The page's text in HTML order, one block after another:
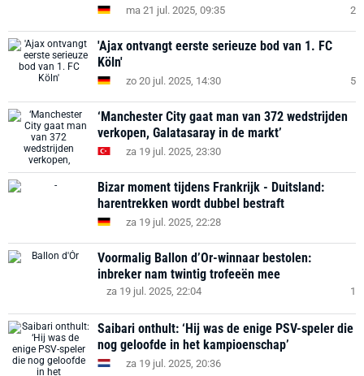
ma 21 jul. 2025, 09:35 2
'Ajax ontvangt eerste serieuze bod van 1. FC
Köln'
zo 20 jul. 2025, 14:30 5
‘Manchester City gaat man van 372 wedstrijden
verkopen, Galatasaray in de markt’
za 19 jul. 2025, 23:30
Bizar moment tijdens Frankrijk - Duitsland:
harentrekken wordt dubbel bestraft
za 19 jul. 2025, 22:28
Voormalig Ballon d’Or-winnaar bestolen:
inbreker nam twintig trofeeën mee
za 19 jul. 2025, 22:04 1
Saibari onthult: ‘Hij was de enige PSV-speler die
nog geloofde in het kampioenschap’
za 19 jul. 2025, 20:36